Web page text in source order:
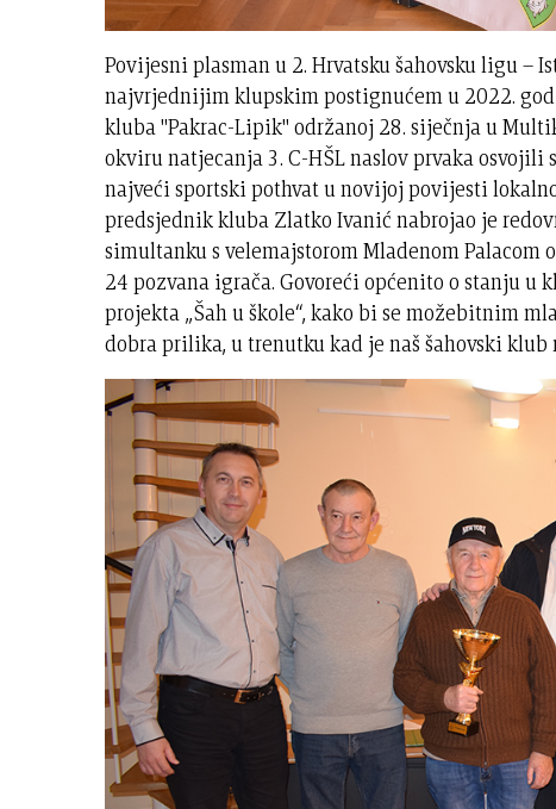
Povijesni plasman u 2. Hrvatsku šahovsku ligu –
najvrjednijim klupskim postignućem u 2022.
kluba "Pakrac-Lipik" održanoj 28. siječnja u
okviru natjecanja 3. C-HŠL naslov prvaka
najveći sportski pothvat u novijoj povijesti
predsjednik kluba Zlatko Ivanić nabrojao je
simultanku s velemajstorom Mladenom Palacom
24 pozvana igrača. Govoreći općenito o stanju
projekta „Šah u škole“, kako bi se možebitnim
dobra prilika, u trenutku kad je naš šahovski